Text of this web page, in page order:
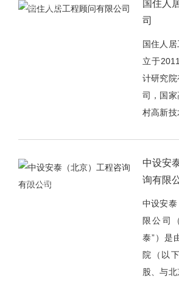
2021-10-28
国住人
司
国住人
立于
计研究
司，国
村高新技
供“健康
公司以
调“人居
成装配式
健康环
色业务；
的理念，
2021-10-28
中设安
询有限
中设安
限公司
泰”）是
院（以
股、与北